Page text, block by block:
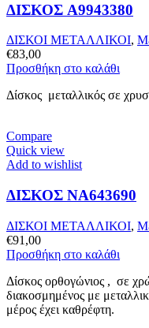
ΔΙΣΚΟΣ A9943380
ΔΙΣΚΟΙ ΜΕΤΑΛΛΙΚΟΙ,
€83,00
Προσθήκη στο καλάθι
Δίσκος μεταλλικός σε
Compare
Quick view
Add to wishlist
ΔΙΣΚΟΣ NA643690
ΔΙΣΚΟΙ ΜΕΤΑΛΛΙΚΟΙ,
€91,00
Προσθήκη στο καλάθι
Δίσκος ορθογώνιος , σε
διακοσμημένος με
μέρος έχει καθρέφτη.